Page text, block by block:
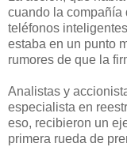
cuando la compañía
teléfonos
estaba en un punto
rumores de que la
Analistas y
especialista en
eso, recibieron un
primera rueda de